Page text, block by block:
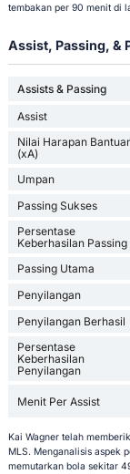
tembakan per 90 menit di
Assist, Passing, &
Assists & Passing
Assist
Nilai Harapan
(xA)
Umpan
Passing Sukses
Persentase
Keberhasilan Passing
Passing Utama
Penyilangan
Penyilangan Berhasil
Persentase
Keberhasilan
Penyilangan
Menit Per Assist
Kai Wagner telah
MLS. Menganalisis aspek
memutarkan bola sekitar